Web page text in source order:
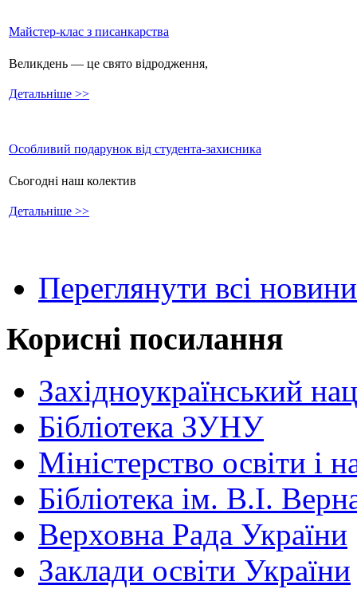
Майстер-клас з писанкарства
Великдень — це свято відродження,
Детальніше >>
Особливий подарунок від студента-захисника
Сьогодні наш колектив
Детальніше >>
Переглянути всі новини
Корисні посилання
Західноукраїнський
Бібліотека ЗУНУ
Міністерство освіти і
Бібліотека ім. В.І.
Верховна Рада України
Заклади освіти України